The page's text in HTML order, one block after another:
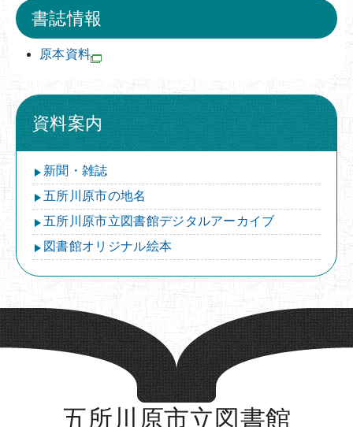
書誌情報
原本資料
資料案内
新聞・雑誌
五所川原市の地名
五所川原市立図書館デジタルアーカイブ
図書館オリジナル絵本
五所川原市立図書館